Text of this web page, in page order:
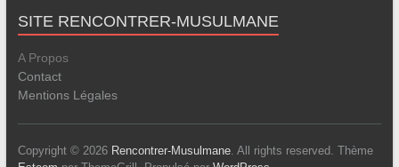
SITE RENCONTRER-MUSULMANE
A Propos
Contact
Mentions Légales
Copyright © 2026 Rencontrer-Musulmane. All rights reserved. Thème